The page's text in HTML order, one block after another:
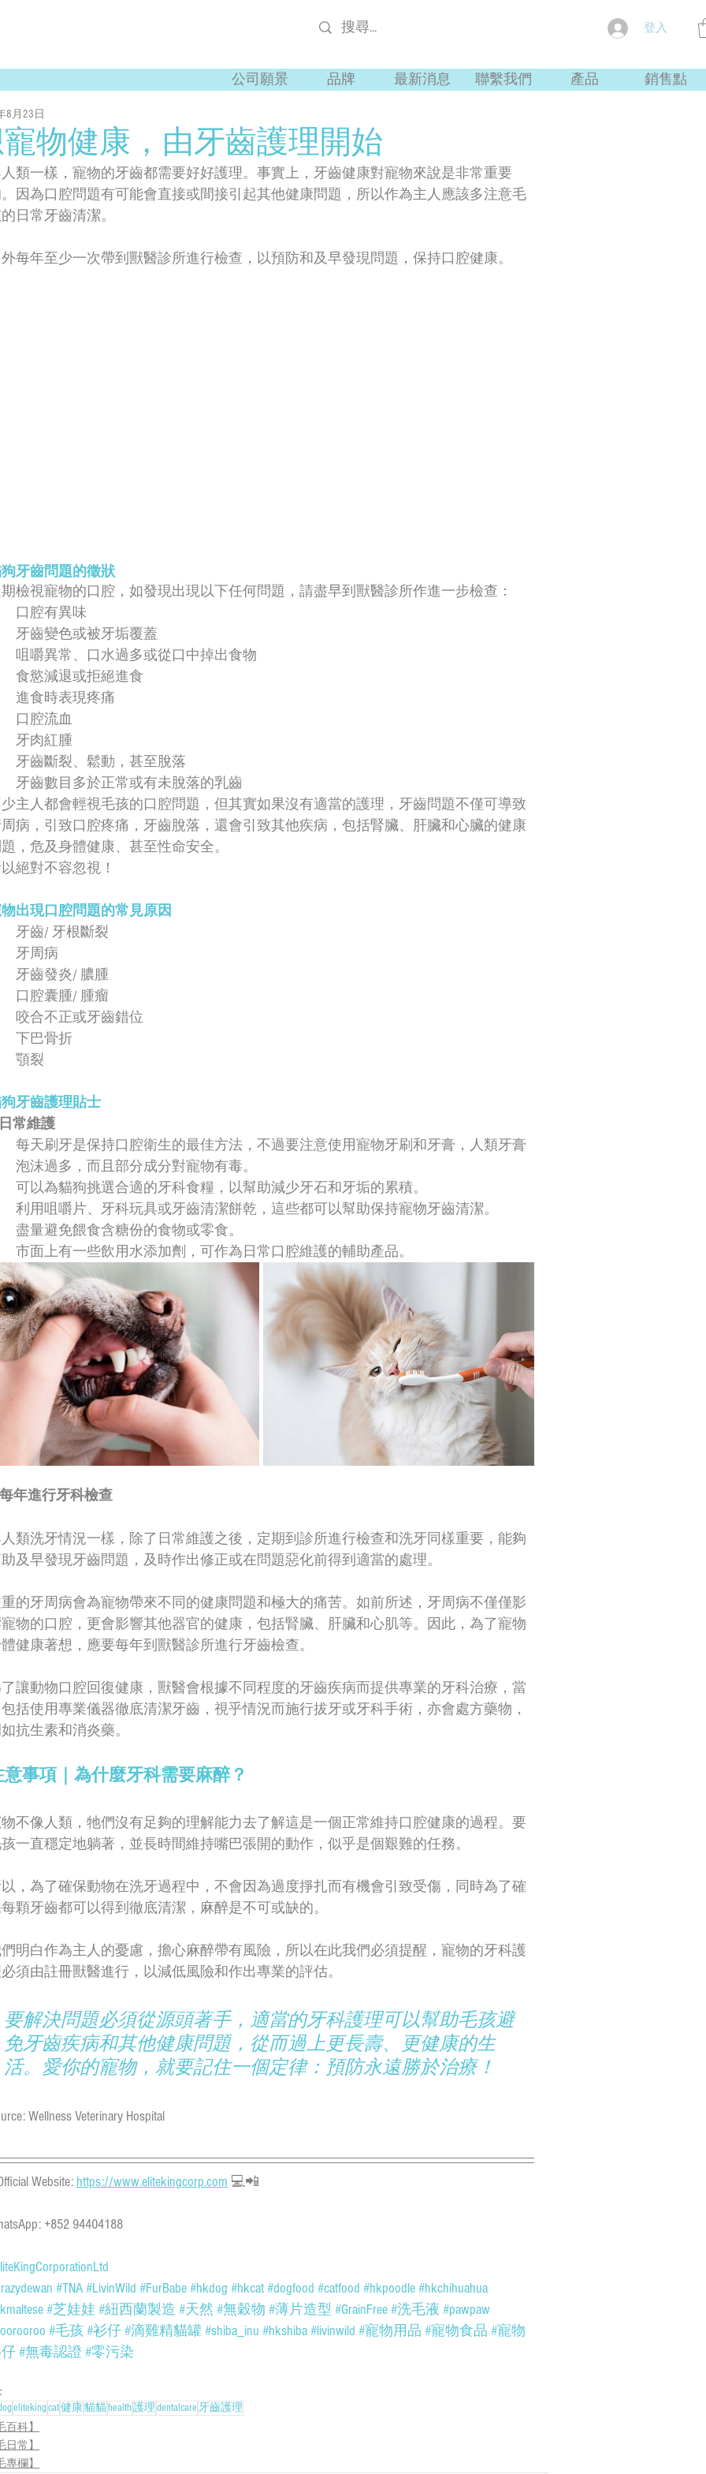
登入
公司願景 品牌 最新消息 聯繫我們 產品 銷售點
物健康，由牙齒護理開始
8月23日
類一樣，寵物的牙齒都需要好好護理。事實上，牙齒健康對寵物來說是非常重要
因為口腔問題有可能會直接或間接引起其他健康問題，所以作為主人應該多注意毛
日常牙齒清潔。
每年至少一次帶到獸醫診所進行檢查，以預防和及早發現問題，保持口腔健康。
牙齒問題的徵狀
檢視寵物的口腔，如發現出現以下任何問題，請盡早到獸醫診所作進一步檢查：
口腔有異味
牙齒變色或被牙垢覆蓋
咀嚼異常、口水過多或從口中掉出食物
食慾減退或拒絕進食
進食時表現疼痛
口腔流血
牙肉紅腫
牙齒斷裂、鬆動，甚至脫落
牙齒數目多於正常或有未脫落的乳齒
主人都會輕視毛孩的口腔問題，但其實如果沒有適當的護理，牙齒問題不僅可導致
病，引致口腔疼痛，牙齒脫落，還會引致其他疾病，包括腎臟、肝臟和心臟的健康
，危及身體健康、甚至性命安全。
絕對不容忽視！
出現口腔問題的常見原因
牙齒/ 牙根斷裂
牙周病
牙齒發炎/ 膿腫
口腔囊腫/ 腫瘤
咬合不正或牙齒錯位
下巴骨折
顎裂
牙齒護理貼士
常維護
每天刷牙是保持口腔衛生的最佳方法，不過要注意使用寵物牙刷和牙膏，人類牙膏
泡沫過多，而且部分成分對寵物有毒。
可以為貓狗挑選合適的牙科食糧，以幫助減少牙石和牙垢的累積。
利用咀嚼片、牙科玩具或牙齒清潔餅乾，這些都可以幫助保持寵物牙齒清潔。
盡量避免餵食含糖份的食物或零食。
市面上有一些飲用水添加劑，可作為日常口腔維護的輔助產品。
年進行牙科檢查
類洗牙情況一樣，除了日常維護之後，定期到診所進行檢查和洗牙同樣重要，能夠
及早發現牙齒問題，及時作出修正或在問題惡化前得到適當的處理。
的牙周病會為寵物帶來不同的健康問題和極大的痛苦。如前所述，牙周病不僅僅影
物的口腔，更會影響其他器官的健康，包括腎臟、肝臟和心肌等。因此，為了寵物
健康著想，應要每年到獸醫診所進行牙齒檢查。
讓動物口腔回復健康，獸醫會根據不同程度的牙齒疾病而提供專業的牙科治療，當
括使用專業儀器徹底清潔牙齒，視乎情況而施行拔牙或牙科手術，亦會處方藥物，
抗生素和消炎藥。
意事項｜為什麼牙科需要麻醉？
不像人類，牠們沒有足夠的理解能力去了解這是一個正常維持口腔健康的過程。要
一直穩定地躺著，並長時間維持嘴巴張開的動作，似乎是個艱難的任務。
，為了確保動物在洗牙過程中，不會因為過度掙扎而有機會引致受傷，同時為了確
顆牙齒都可以得到徹底清潔，麻醉是不可或缺的。
明白作為主人的憂慮，擔心麻醉帶有風險，所以在此我們必須提醒，寵物的牙科護
須由註冊獸醫進行，以減低風險和作出專業的評估。
要解決問題必須從源頭著手，適當的牙科護理可以幫助毛孩避
免牙齒疾病和其他健康問題，從而過上更長壽、更健康的生
活。愛你的寵物，就要記住一個定律：預防永遠勝於治療！
Wellness Veterinary Hospital
Website: https://www.elitekingcorp.com 💻📲
+852 94404188
#TNA#LivinWild #FurBabe#hkdog #hkcat#dogfood #catfood #hkpoodle#hkchihuahua
#芝娃娃 #紐西蘭製造 #天然 #無穀物 #薄片造型 #GrainFree#洗毛液 #pawpaw
#毛孩#衫仔#滴雞精貓罐#shiba_inu #hkshiba#livinwild #寵物用品 #寵物食品 #寵物
#無毒認證 #零污染
elitekingcat健康貓貓health護理dentalcare 牙齒護理
百科】
日常】
專欄】